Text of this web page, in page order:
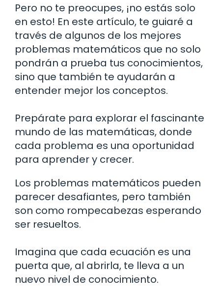
Pero no te preocupes, ¡no estás solo
en esto! En este artículo, te guiaré a
través de algunos de los mejores
problemas matemáticos que no solo
pondrán a prueba tus conocimientos,
sino que también te ayudarán a
entender mejor los conceptos.
Prepárate para explorar el fascinante
mundo de las matemáticas, donde
cada problema es una oportunidad
para aprender y crecer.
Los problemas matemáticos pueden
parecer desafiantes, pero también
son como rompecabezas esperando
ser resueltos.
Imagina que cada ecuación es una
puerta que, al abrirla, te lleva a un
nuevo nivel de conocimiento.